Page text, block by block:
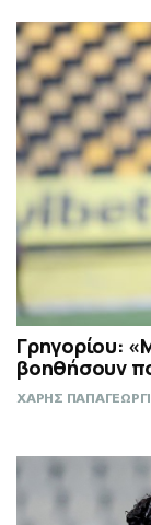
Γρηγορίου:
βοηθήσουν
ΧΑΡΗΣ